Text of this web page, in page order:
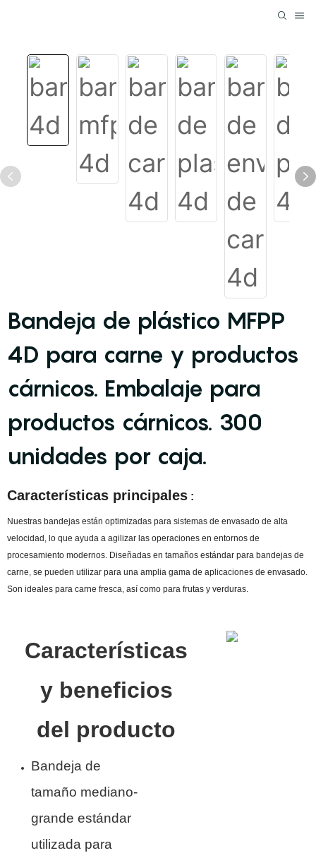
Bandeja de plástico MFPP
4D para carne y productos
cárnicos. Embalaje para
productos cárnicos. 300
unidades por caja.
Características principales :
Nuestras bandejas están optimizadas para sistemas de envasado de alta
velocidad, lo que ayuda a agilizar las operaciones en entornos de
procesamiento modernos. Diseñadas en tamaños estándar para bandejas de
carne, se pueden utilizar para una amplia gama de aplicaciones de envasado.
Son ideales para carne fresca, así como para frutas y verduras.
Características
y beneficios
del producto
Bandeja de
tamaño mediano-
grande estándar
utilizada para